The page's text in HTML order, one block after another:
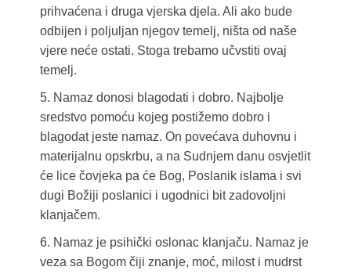
prihvaćena i druga vjerska djela. Ali ako bude
odbijen i poljuljan njegov temelj, ništa od naše
vjere neće ostati. Stoga trebamo učvstiti ovaj
temelj.
5. Namaz donosi blagodati i dobro. Najbolje
sredstvo pomoću kojeg postižemo dobro i
blagodat jeste namaz. On povećava duhovnu i
materijalnu opskrbu, a na Sudnjem danu osvjetlit
će lice čovjeka pa će Bog, Poslanik islama i svi
dugi Božiji poslanici i ugodnici bit zadovoljni
klanjačem.
6. Namaz je psihički oslonac klanjaču. Namaz je
veza sa Bogom čiji znanje, moć, milost i mudrst